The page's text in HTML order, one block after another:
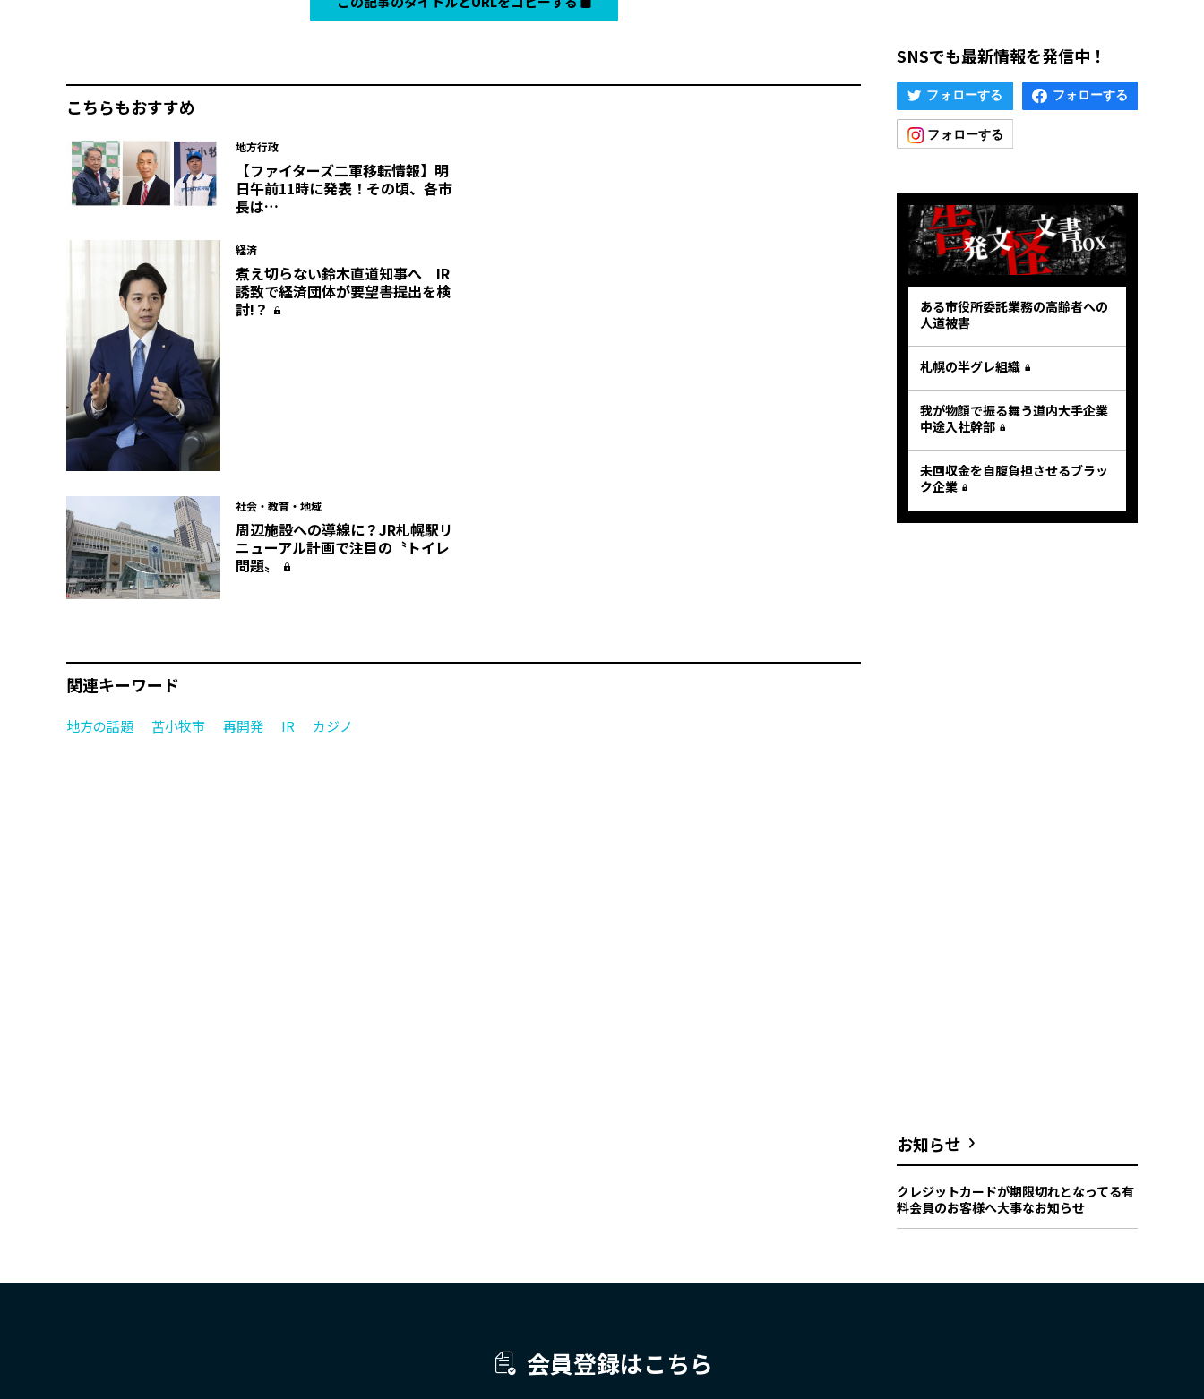
こちらもおすすめ
地方行政
【ファイターズ二軍移転情報】明
日午前11時に発表！その頃、各市
長は…
経済
煮え切らない鈴木直道知事へ IR
誘致で経済団体が要望書提出を検
討!？
社会・教育・地域
周辺施設への導線に？JR札幌駅リ
ニューアル計画で注目の〝トイレ
問題〟
関連キーワード
地方の話題 苫小牧市 再開発 IR カジノ
SNSでも最新情報を発信中！
ある市役所委託業務の高齢者への
人道被害
札幌の半グレ組織
我が物顔で振る舞う道内大手企業
中途入社幹部
未回収金を自腹負担させるブラッ
ク企業
お知らせ
クレジットカードが期限切れとなってる有
料会員のお客様へ大事なお知らせ
会員登録はこちら